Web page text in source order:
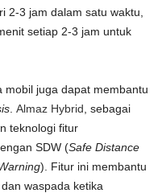
2-3 jam dalam satu waktu,
setiap 2-3 jam untuk
mobil juga dapat membantu
Almaz Hybrid , sebagai
teknologi fitur
SDW (Safe Distance
). Fitur ini membantu
waspada ketika